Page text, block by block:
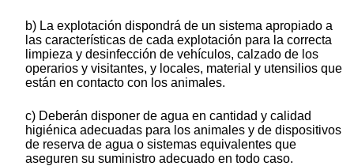
b) La explotación dispondrá de un sistema apropiado a
las características de cada explotación para la correcta
limpieza y desinfección de vehículos, calzado de los
operarios y visitantes, y locales, material y utensilios que
están en contacto con los animales.
c) Deberán disponer de agua en cantidad y calidad
higiénica adecuadas para los animales y de dispositivos
de reserva de agua o sistemas equivalentes que
aseguren su suministro adecuado en todo caso.